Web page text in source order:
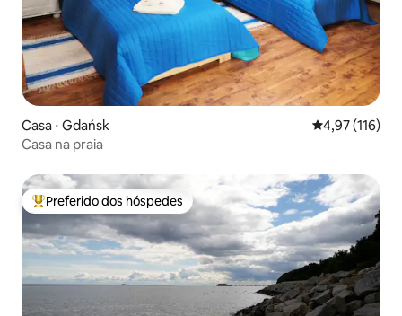
Casa ⋅ Gdańsk 4,97 de uma
4,97 (116)
Casa na praia
Entre os melhores preferidos dos hóspedes
Preferido dos hóspedes